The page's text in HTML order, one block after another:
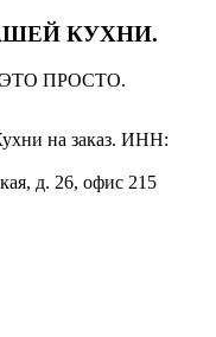
КУХНИ.
ПРОСТО.
на заказ. ИНН:
д. 26, офис 215